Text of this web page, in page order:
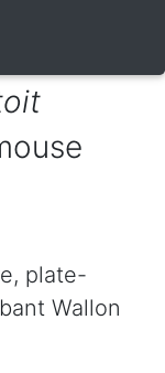
plate-
Wallon